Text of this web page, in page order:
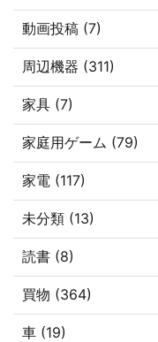
動画投稿 (7)
周辺機器 (311)
家具 (7)
家庭用ゲーム (79)
家電 (117)
未分類 (13)
読書 (8)
買物 (364)
車 (19)